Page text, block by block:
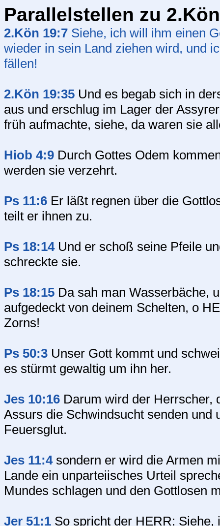
Parallelstellen zu
2.Kön 19:7 Siehe, ich will ihm einen
wieder in sein Land ziehen wird, und
fällen!
2.Kön 19:35 Und es begab sich in
aus und erschlug im Lager der
früh aufmachte, siehe, da waren sie
Hiob 4:9 Durch Gottes Odem
werden sie verzehrt.
Ps 11:6 Er läßt regnen über die
teilt er ihnen zu.
Ps 18:14Und er schoß seine Pfeile
schreckte sie.
Ps 18:15 Da sah man Wasserbäche,
aufgedeckt von deinem Schelten, o
Zorns!
Ps 50:3 Unser Gott kommt und
es stürmt gewaltig um ihn her.
Jes 10:16 Darum wird der Herrscher,
Assurs die Schwindsucht senden und
Feuersglut.
Jes 11:4sondern er wird die Armen
Lande ein unparteiisches Urteil
Mundes schlagen und den Gottlosen
Jer 51:1 So spricht der HERR: